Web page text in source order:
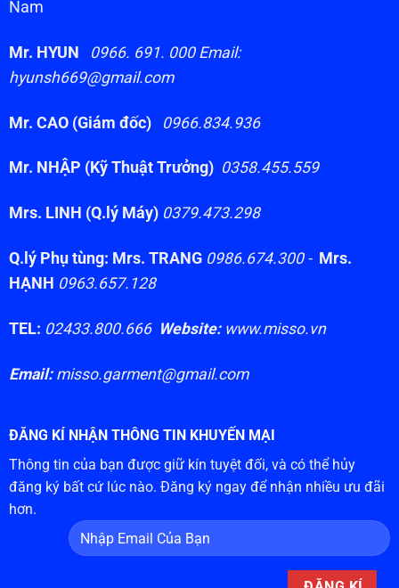
Nam
Mr. HYUN
0966. 691. 000 Email:
hyunsh669@gmail.com
Mr. CAO (Giám đốc) 0966.834.936
Mr. NHẬP (Kỹ Thuật Trưởng) 0358.455.559
Mrs. LINH (Q.lý Máy) 0379.473.298
Q.lý Phụ tùng: Mrs. TRANG 0986.674.300 - Mrs.
HẠNH 0963.657.128
TEL: 02433.800.666 Website:www.misso.vn
Email:misso.garment@gmail.com
ĐĂNG KÍ NHẬN THÔNG TIN KHUYẾN MẠI
Thông tin của bạn được giữ kín tuyệt đối, và có thể hủy
đăng ký bất cứ lúc nào. Đăng ký ngay để nhận nhiều ưu đãi
hơn.